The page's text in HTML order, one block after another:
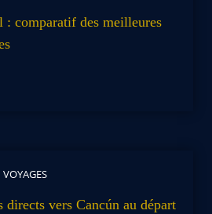
: comparatif des meilleures
VOYAGES
directs vers Cancún au départ